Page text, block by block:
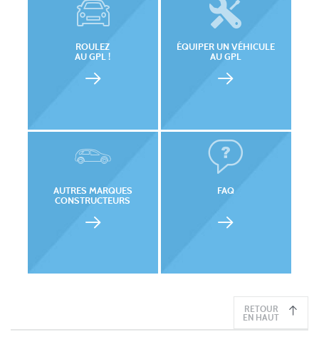
ROULEZ
AU GPL !
ÉQUIPER UN VÉHICULE
AU GPL
AUTRES MARQUES
CONSTRUCTEURS
FAQ
RETOUR
EN HAUT